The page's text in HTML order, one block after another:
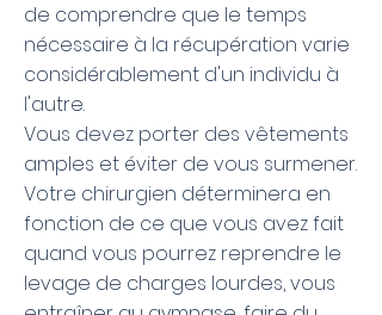
de comprendre que le temps
nécessaire à la récupération varie
considérablement d'un individu à
l'autre.
Vous devez porter des vêtements
amples et éviter de vous surmener.
Votre chirurgien déterminera en
fonction de ce que vous avez fait
quand vous pourrez reprendre le
levage de charges lourdes, vous